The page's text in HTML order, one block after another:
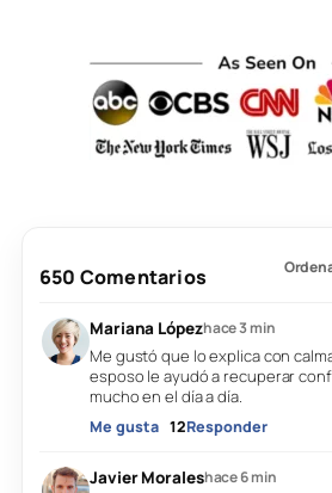
650 Comentarios
Mariana Lópezhace 3 min
Me gustó que lo explica con
esposo le ayudó a recuperar
mucho en el día a día.
Me gusta 12Responder
Javier Moraleshace 6 min